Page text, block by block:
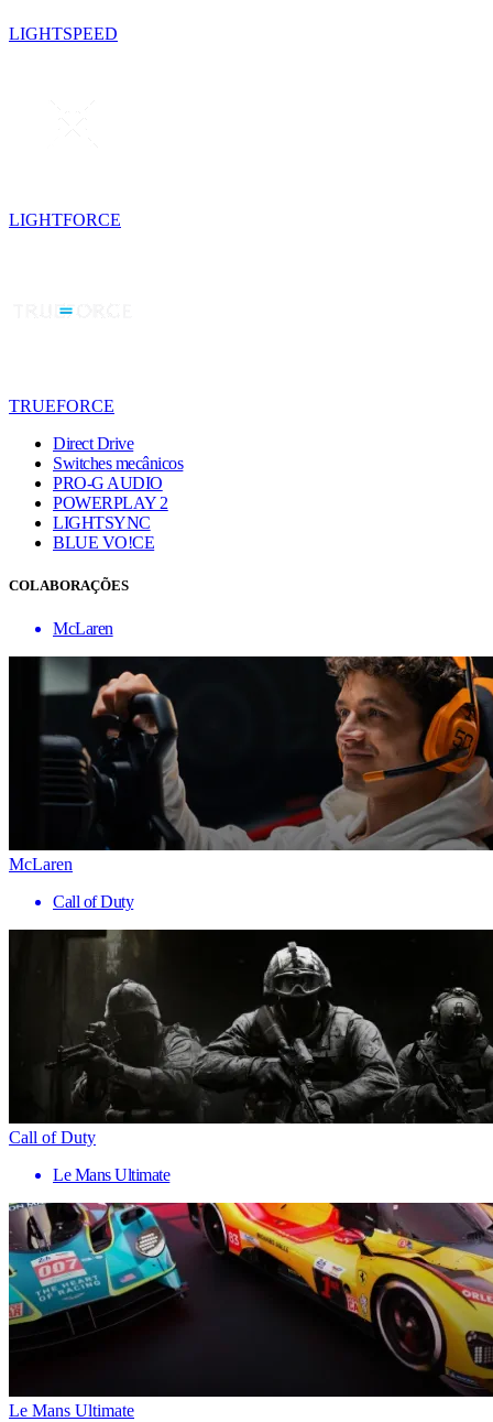
LIGHTSPEED
LIGHTFORCE
TRUEFORCE
Direct Drive
Switches mecânicos
PRO-G AUDIO
POWERPLAY 2
LIGHTSYNC
BLUE VO!CE
COLABORAÇÕES
McLaren
McLaren
Call of Duty
Call of Duty
Le Mans Ultimate
Le Mans Ultimate